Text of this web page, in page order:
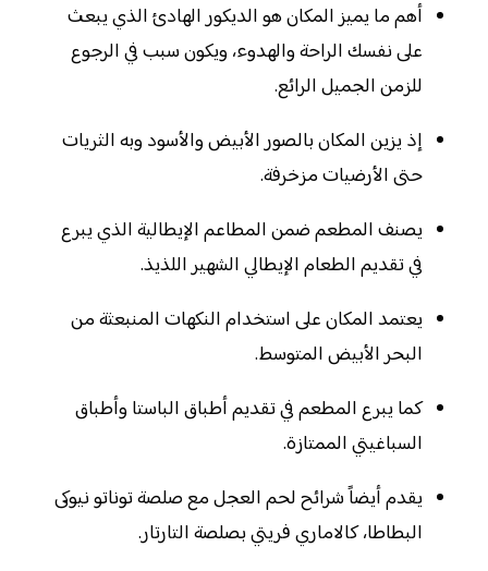
أهم ما يميز المكان هو الديكور الهادئ الذي يبعث
على نفسك الراحة والهدوء، ويكون سبب في الرجوع
للزمن الجميل الرائع.
إذ يزين المكان بالصور الأبيض والأسود وبه الثريات
حتى الأرضيات مزخرفة.
يصنف المطعم ضمن المطاعم الإيطالية الذي يبرع
في تقديم الطعام الإيطالي الشهير اللذيذ.
يعتمد المكان على استخدام النكهات المنبعثة من
البحر الأبيض المتوسط.
كما يبرع المطعم في تقديم أطباق الباستا وأطباق
السباغيتي الممتازة.
يقدم أيضاً شرائح لحم العجل مع صلصة توناتو نيوكى
البطاطا، كالاماري فريتي بصلصة التارتار.